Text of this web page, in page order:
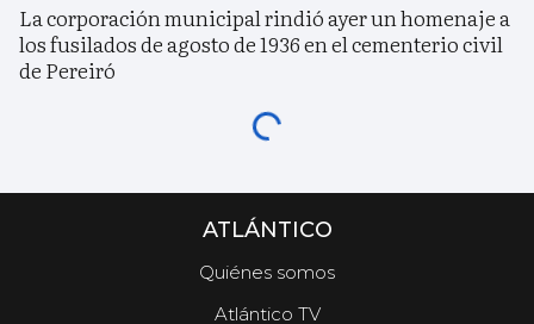
La corporación municipal rindió ayer un homenaje a
los fusilados de agosto de 1936 en el cementerio civil
de Pereiró
ATLÁNTICO
Quiénes somos
Atlántico TV